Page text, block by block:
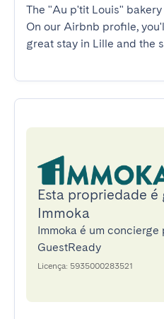
The "Au p'tit Louis"
On our Airbnb profile,
great stay in Lille and the
Esta propriedade
Immoka
Immoka é um
GuestReady
Licença: 5935000283521